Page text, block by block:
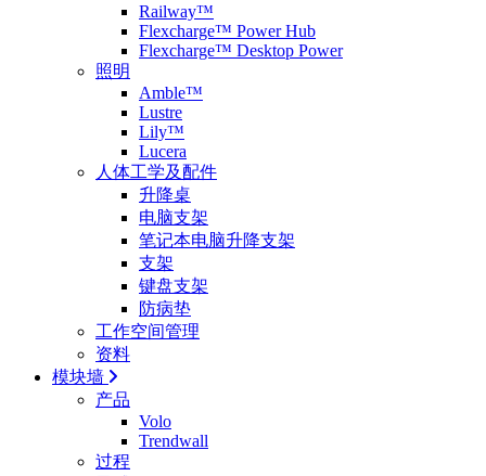
Railway™
Flexcharge™ Power Hub
Flexcharge™ Desktop Power
照明
Amble™
Lustre
Lily™
Lucera
人体工学及配件
升降桌
电脑支架
笔记本电脑升降支架
支架
键盘支架
防病垫
工作空间管理
资料
模块墙
产品
Volo
Trendwall
过程